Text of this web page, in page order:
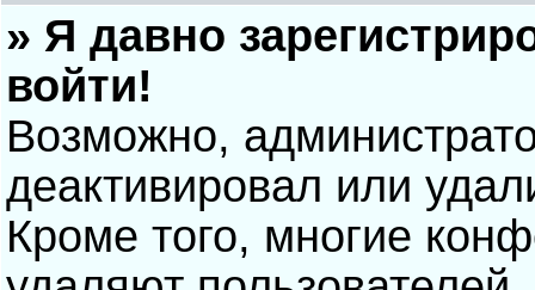
» Я давно
войти!
Возможно,
деактивировал или
Кроме того, многие